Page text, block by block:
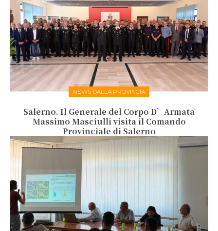
NEWS DALLA PROVINCIA
Salerno. Il Generale del Corpo D’Armata
Massimo Masciulli visita il Comando
Provinciale di Salerno